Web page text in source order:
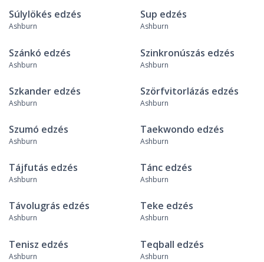
Súlylökés edzés
Ashburn
Sup edzés
Ashburn
Szánkó edzés
Ashburn
Szinkronúszás edzés
Ashburn
Szkander edzés
Ashburn
Szörfvitorlázás edzés
Ashburn
Szumó edzés
Ashburn
Taekwondo edzés
Ashburn
Tájfutás edzés
Ashburn
Tánc edzés
Ashburn
Távolugrás edzés
Ashburn
Teke edzés
Ashburn
Tenisz edzés
Ashburn
Teqball edzés
Ashburn